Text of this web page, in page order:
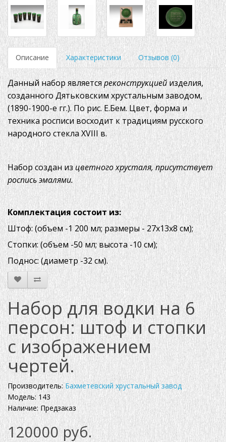
Описание Характеристики Отзывов (0)
Данный набор являетсяреконструкцией изделия,
созданного Дятьковским хрустальным заводом,
(1890-1900-е гг.). По рис. Е.Бем. Цвет, форма и
техника росписи восходит к традициям русского
народного стекла XVIII в.
Набор создан изцветного хрусталя, присутствует
роспись эмалями.
Комплектация состоит из:
Штоф: (объем -1 200 мл; размеры - 27х13х8 см);
Стопки: (объем -50 мл; высота -10 см);
Поднос: (диаметр -32 см).
Набор для водки на 6
персон: штоф и стопки
с изображением
чертей.
Производитель:Бахметевский хрустальный завод
Модель: 143
Наличие: Предзаказ
120000 руб.